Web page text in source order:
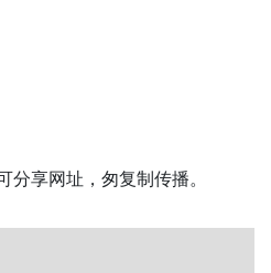
享网址，匆复制传播。